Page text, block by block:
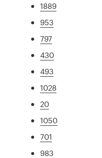
1889
953
797
430
493
1028
20
1050
701
983